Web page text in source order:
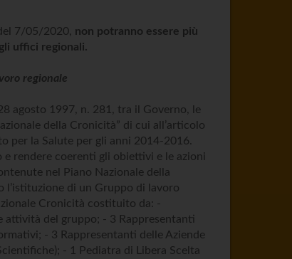
7/05/2020, non potranno essere più
uffici regionali.
regionale
agosto 1997, n. 281, tra il Governo, le
della Cronicità” di cui all’articolo
per la Salute per gli anni 2014-2016.
rendere coerenti gli obiettivi e le azioni
nel Piano Nazionale della
l’istituzione di un Gruppo di lavoro
Cronicità costituito da: -
attività del gruppo; - 3 Rappresentanti
- 3 Rappresentanti delle Aziende
- 1 Pediatra di Libera Scelta